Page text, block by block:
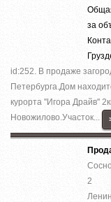
за
id:252. В продаже
Петербурга.Дом
курорта ''Игора Драйв''
Новожилово.Участок...
2